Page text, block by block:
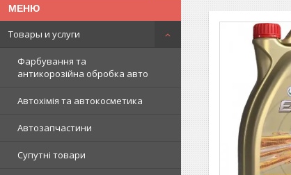
Товары и услуги
Фарбування та
антикорозійна обробка авто
Автохімія та автокосметика
Автозапчастини
Супутні товари